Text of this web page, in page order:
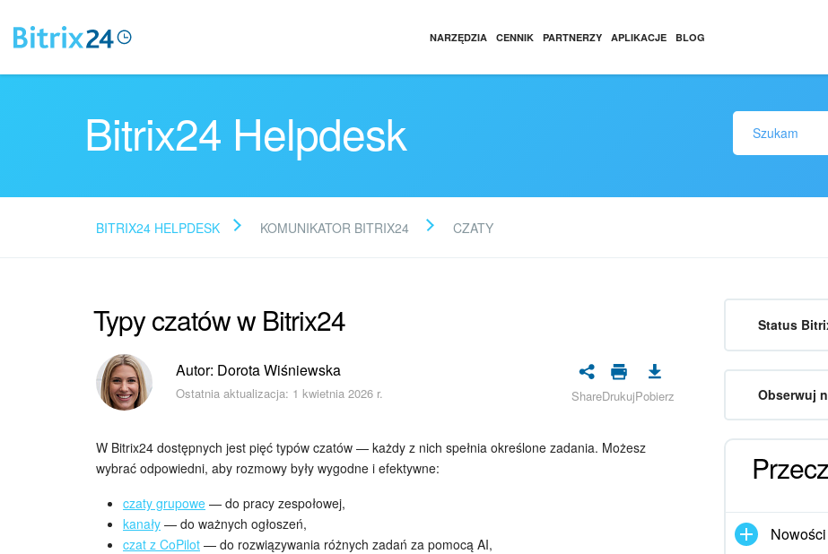
NARZĘDZIA CENNIK PARTNERZY APLIKACJE BLOG
Bitrix24 Helpdesk
BITRIX24 HELPDESK KOMUNIKATOR BITRIX24 CZATY
Typy czatów w Bitrix24
Autor: Dorota Wiśniewska
Ostatnia aktualizacja: 1 kwietnia 2026 r. ShareDrukujPobierz
W Bitrix24 dostępnych jest pięć typów czatów — każdy z nich spełnia określone zadania. Możesz
wybrać odpowiedni, aby rozmowy były wygodne i efektywne:
czaty grupowe — do pracy zespołowej,
kanały — do ważnych ogłoszeń,
czat z CoPilot — do rozwiązywania różnych zadań za pomocą AI,
Status
Obserwuj